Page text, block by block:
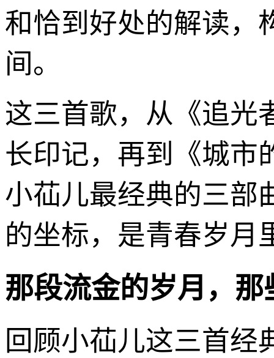
和恰到好处的解读，
间。
这三首歌，从《追光
长印记，再到《城市
小苮儿最经典的三部
的坐标，是青春岁月
那段流金的岁月，
回顾小苮儿这三首经